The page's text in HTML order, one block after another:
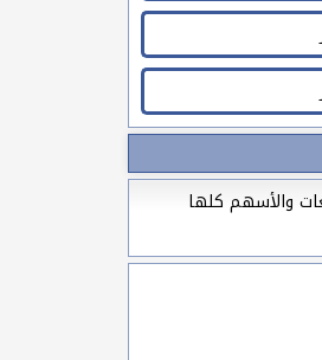
والأسهم كلها